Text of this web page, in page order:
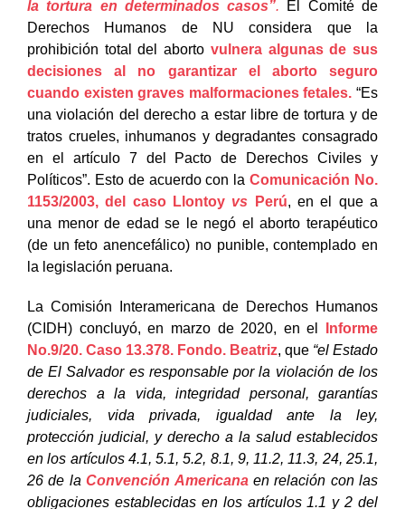
la tortura en determinados casos”. El Comité de
Derechos Humanos de NU considera que la
prohibición total del aborto vulnera algunas de sus
decisiones al no garantizar el aborto seguro
cuando existen graves malformaciones fetales.
“Es
una violación del derecho a estar libre de tortura y de
tratos crueles, inhumanos y degradantes consagrado
en el artículo 7 del Pacto de Derechos Civiles y
Políticos”. Esto de acuerdo con laComunicación No.
1153/2003, del caso Llontoy vs Perú, en el que a
una menor de edad se le negó el aborto terapéutico
(de un feto anencefálico) no punible, contemplado en
la legislación peruana.
La Comisión Interamericana de Derechos Humanos
(CIDH) concluyó, en marzo de 2020, en el Informe
No.9/20. Caso 13.378. Fondo. Beatriz, que “el Estado
de El Salvador es responsable por la violación de los
derechos a la vida, integridad personal, garantías
judiciales, vida privada, igualdad ante la ley,
protección judicial, y derecho a la salud establecidos
en los artículos 4.1, 5.1, 5.2, 8.1, 9, 11.2, 11.3, 24, 25.1,
26 de laConvención Americanaen relación con las